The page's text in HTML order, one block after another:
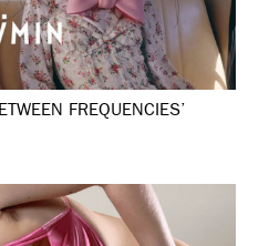
FREQUENCIES’